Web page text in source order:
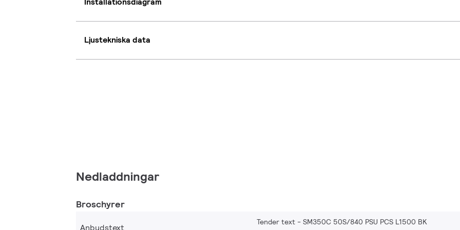
Ljustekniska data
Nedladdningar
Broschyrer
Anbudstext
Tender text - SM350C 50S/840 PSU PCS L1500 BK